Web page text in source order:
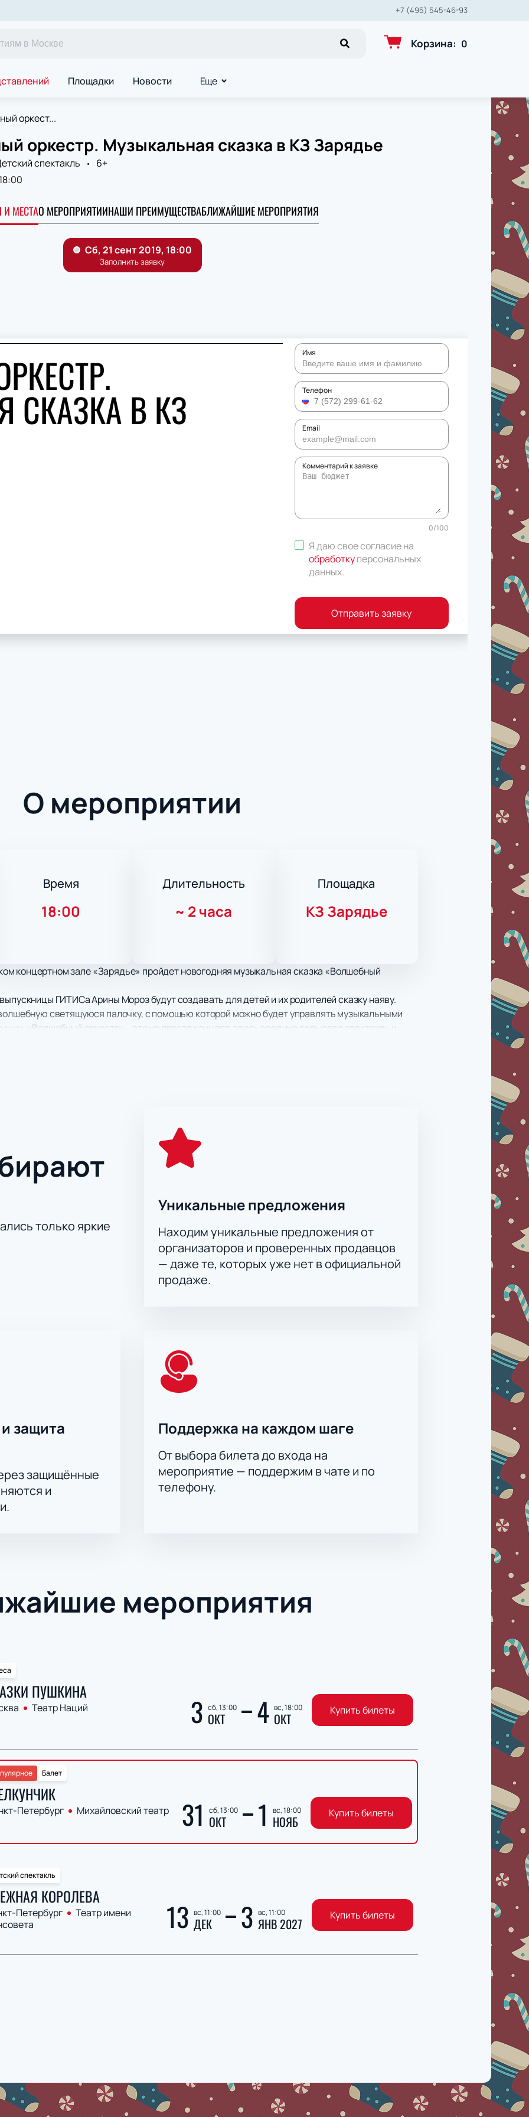
+7 (495) 545-46-93
Корзина: 0
Площадки Новости Еще
оркест...
оркестр. Музыкальная сказка в КЗ Зарядье
спектакль
6+
18:00
МЕСТАО МЕРОПРИЯТИИНАШИ ПРЕИМУЩЕСТВАБЛИЖАЙШИЕ МЕРОПРИЯТИЯ
СКАЗКА В КЗ
Имя
Телефон
Email
Комментарий к заявке
0/100
Я даю свое согласие на
обработкуперсональных
данных.
Отправить заявку
О мероприятии
Время
18:00
Длительность
~ 2 часа
Площадка
КЗ Зарядье
концертном зале «Зарядье» пройдет новогодняя музыкальная сказка «Волшебный
ГИТИСа Арины Мороз будут создавать для детей и их родителей сказку наяву.
светящуюся палочку, с помощью которой можно будет управлять музыкальными
«Волшебный оркестр» - это не просто концерт, здесь воедино сольются спектакль и
оркестра. Прекрасным дополнением представления станут авторские
к сказке, волшебству и новогодним чудесам, подарив своим детям незабываемые
только яркие
Уникальные предложения
Находим уникальные предложения от
организаторов и проверенных продавцов
— даже те, которых уже нет в официальной
продаже.
защита
защищённые
и
Поддержка на каждом шаге
От выбора билета до входа на
мероприятие — поддержим в чате и по
телефону.
мероприятия
ПУШКИНА
Театр Наций 3 сб, 13:00
ОКТ 4 вс, 18:00
ОКТ Купить билеты
Балет
Петербург Михайловский театр 31 сб, 13:00
ОКТ 1 вс, 18:00
НОЯБ Купить билеты
спектакль
КОРОЛЕВА
Петербург
Театр имени
13 вс, 11:00
ДЕК 3 вс, 11:00
ЯНВ 2027 Купить билеты